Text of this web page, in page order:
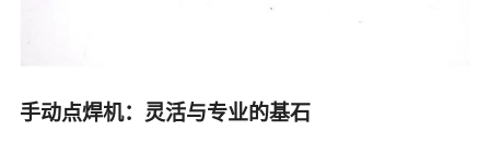
手动点焊机：灵活与专业的基石